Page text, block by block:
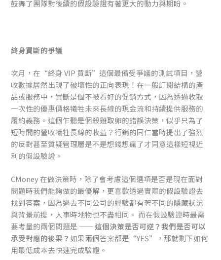
鼓舞了團隊對後續的假設驗證有著更大的動力與期盼。
終身買斷的爭議
次月，在“終身 VIP 買斷”這個最備受爭議的測試項目，營
收數據居然出現了破壞性的正向表現！在一般訂閱結構的產
品或服務中，買斷是個不被看好的促銷方式，因為透過收取
一次性的優惠價格犧牲未來長線的現金流和持續提供服務的
履約義務。這個乍聽是個殺雞取卵的錯誤決策，似乎只為了
短時間的營收犧牲長線的收益？行銷的同仁當時提出了強烈
的反對甚至質疑管理層是不是想錢想瘋了才同意這樣短視近
利的假設驗證。
CMoney 在做決策時，除了會考慮這個選項是否是現在面對
問題時我們能夠做的最優解，更喜歡透過實際的假設驗證去
找到答案，因為過去不同公司的經驗都有著不同的隱藏狀況
與背景前提，人事時地物也不盡相同。 而在假設驗證時最需
要考量的兩個問題是 —— 這個決策是否可逆？我們是否可以
承受對應的後果？ 如果兩個答案都是“YES”，那就剩下如何
用最低成本去快速完成驗證。